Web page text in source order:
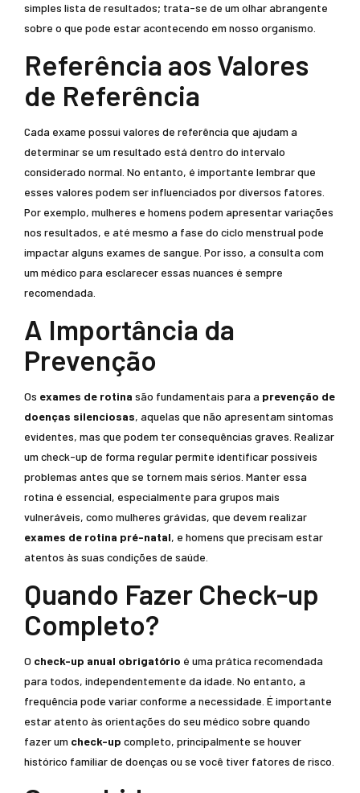
simples lista de resultados; trata-se de um olhar abrangente
sobre o que pode estar acontecendo em nosso organismo.
Referência aos Valores
de Referência
Cada exame possui valores de referência que ajudam a
determinar se um resultado está dentro do intervalo
considerado normal. No entanto, é importante lembrar que
esses valores podem ser influenciados por diversos fatores.
Por exemplo, mulheres e homens podem apresentar variações
nos resultados, e até mesmo a fase do ciclo menstrual pode
impactar alguns exames de sangue. Por isso, a consulta com
um médico para esclarecer essas nuances é sempre
recomendada.
A Importância da
Prevenção
Os exames de rotina são fundamentais para a prevenção de
doenças silenciosas, aquelas que não apresentam sintomas
evidentes, mas que podem ter consequências graves. Realizar
um check-up de forma regular permite identificar possíveis
problemas antes que se tornem mais sérios. Manter essa
rotina é essencial, especialmente para grupos mais
vulneráveis, como mulheres grávidas, que devem realizar
exames de rotina pré-natal, e homens que precisam estar
atentos às suas condições de saúde.
Quando Fazer Check-up
Completo?
O check-up anual obrigatório é uma prática recomendada
para todos, independentemente da idade. No entanto, a
frequência pode variar conforme a necessidade. É importante
estar atento às orientações do seu médico sobre quando
fazer um check-up completo, principalmente se houver
histórico familiar de doenças ou se você tiver fatores de risco.